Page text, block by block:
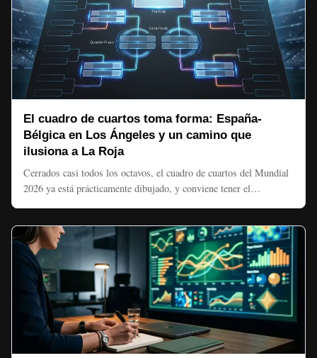
El cuadro de cuartos toma forma: España-
Bélgica en Los Ángeles y un camino que
ilusiona a La Roja
Cerrados casi todos los octavos, el cuadro de cuartos del Mundial
2026 ya está prácticamente dibujado, y conviene tener el…